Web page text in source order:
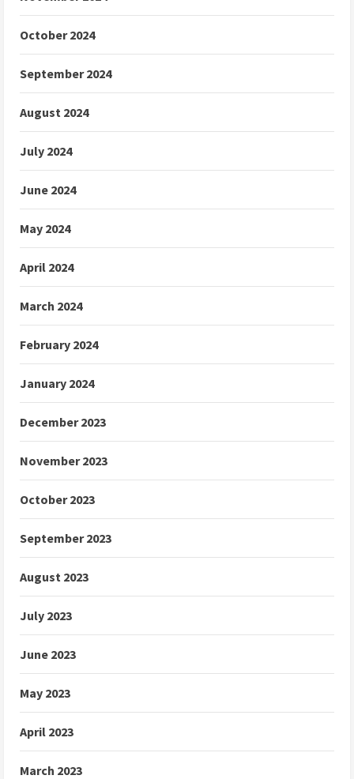
October 2024
September 2024
August 2024
July 2024
June 2024
May 2024
April 2024
March 2024
February 2024
January 2024
December 2023
November 2023
October 2023
September 2023
August 2023
July 2023
June 2023
May 2023
April 2023
March 2023